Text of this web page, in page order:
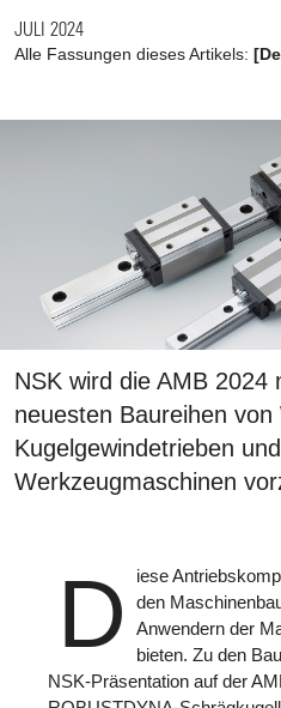
JULI 2024
Alle Fassungen dieses Artikels:
NSK wird die AMB 2024
neuesten Baureihen von
Kugelgewindetrieben
Werkzeugmaschinen
D
iese
den
Anwendern der
bieten. Zu den
NSK-Präsentation auf der